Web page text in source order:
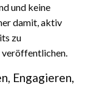
und keine
damit, aktiv
zu
veröffentlichen.
Engagieren,